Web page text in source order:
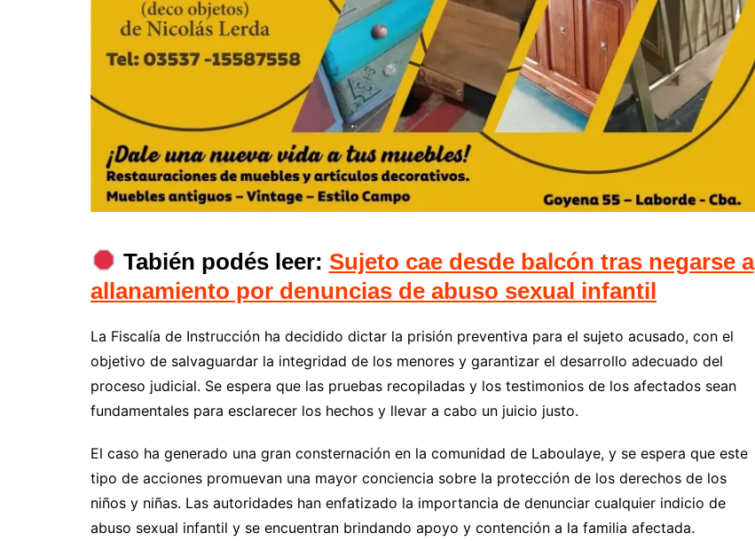
Tabién podés leer: Sujeto cae desde balcón tras negarse a
allanamiento por denuncias de abuso sexual infantil
La Fiscalía de Instrucción ha decidido dictar la prisión preventiva para el sujeto acusado, con el
objetivo de salvaguardar la integridad de los menores y garantizar el desarrollo adecuado del
proceso judicial. Se espera que las pruebas recopiladas y los testimonios de los afectados sean
fundamentales para esclarecer los hechos y llevar a cabo un juicio justo.
El caso ha generado una gran consternación en la comunidad de Laboulaye, y se espera que este
tipo de acciones promuevan una mayor conciencia sobre la protección de los derechos de los
niños y niñas. Las autoridades han enfatizado la importancia de denunciar cualquier indicio de
abuso sexual infantil y se encuentran brindando apoyo y contención a la familia afectada.